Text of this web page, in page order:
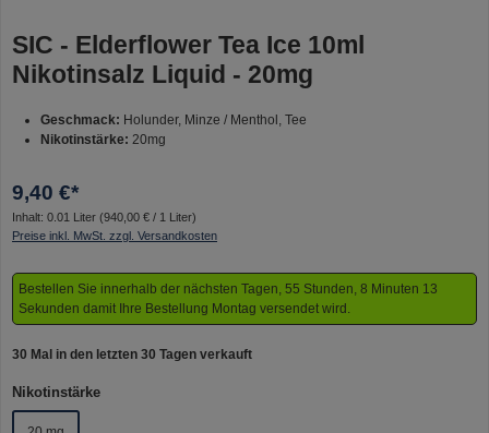
SIC - Elderflower Tea Ice 10ml
Nikotinsalz Liquid - 20mg
Geschmack: Holunder, Minze / Menthol, Tee
Nikotinstärke: 20mg
9,40 €*
Inhalt: 0.01 Liter (940,00 € / 1 Liter)
Preise inkl. MwSt. zzgl. Versandkosten
Bestellen Sie innerhalb der nächsten Tagen, 55 Stunden, 8 Minuten 13
Sekunden damit Ihre Bestellung Montag versendet wird.
30 Mal in den letzten 30 Tagen verkauft
Nikotinstärkeauswählen